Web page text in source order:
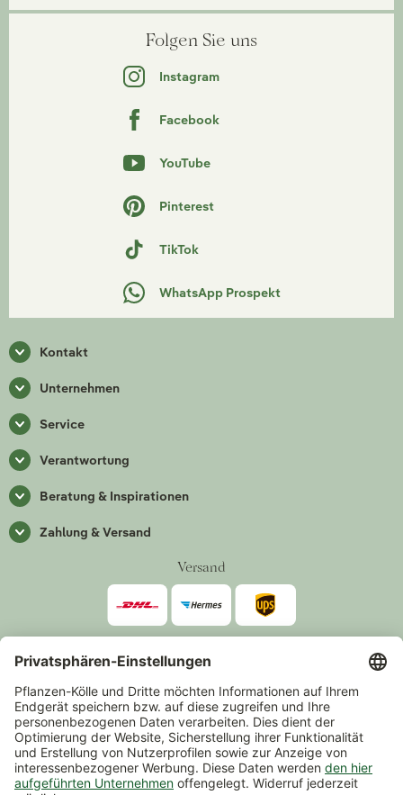
Folgen Sie uns
Instagram
Facebook
YouTube
Pinterest
TikTok
WhatsApp Prospekt
Kontakt
Unternehmen
Service
Verantwortung
Beratung & Inspirationen
Zahlung & Versand
Versand
*Alle Preise inkl. gesetzlicher Mehrwertsteuer zzgl.Versand
Mindestbestellwert 14,90 €, ausgenommen sind Gutscheine und
Events.